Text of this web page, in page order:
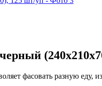
фасовать разную